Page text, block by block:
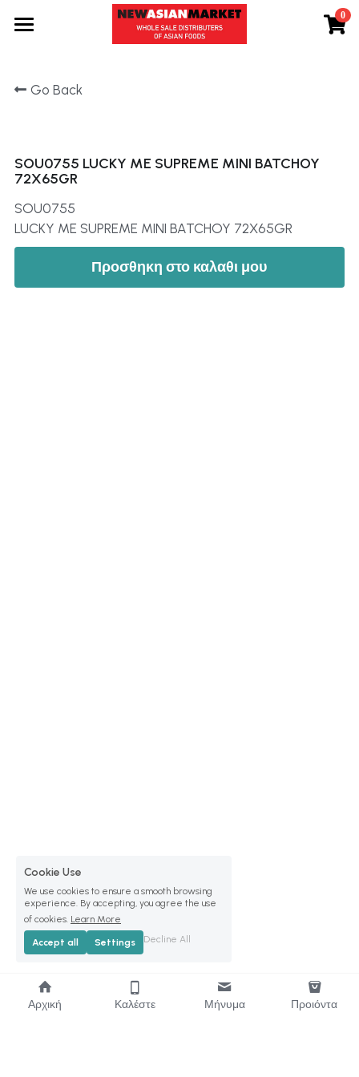
0
Εταιρεία
Συνταγές
Επικοινωνία
Go Back
SOU0755 LUCKY ME SUPREME MINI BATCHOY
72X65GR
SOU0755
LUCKY ME SUPREME MINI BATCHOY 72X65GR
Προσθηκη στο καλαθι μου
×
STORE CATEGORIES
All Categories
Αρχική Καλέστε Μήνυμα Προιόντα
Cookie Use
We use cookies to ensure a smooth browsing
experience. By accepting, you agree the use
of cookies. Learn More
Accept all Settings Decline All